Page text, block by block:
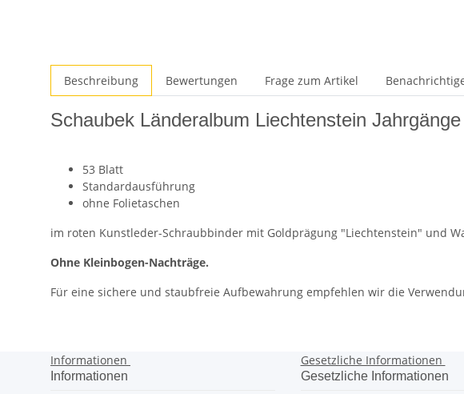
Beschreibung Bewertungen Frage zum Artikel
Schaubek Länderalbum Liechtenstein
53 Blatt
Standardausführung
ohne Folietaschen
im roten Kunstleder-Schraubbinder mit Goldprägung "Liechtenstein" und
Ohne Kleinbogen-Nachträge.
Für eine sichere und staubfreie Aufbewahrung empfehlen wir die
Informationen
Informationen
Gesetzliche Informationen
Gesetzliche Informationen